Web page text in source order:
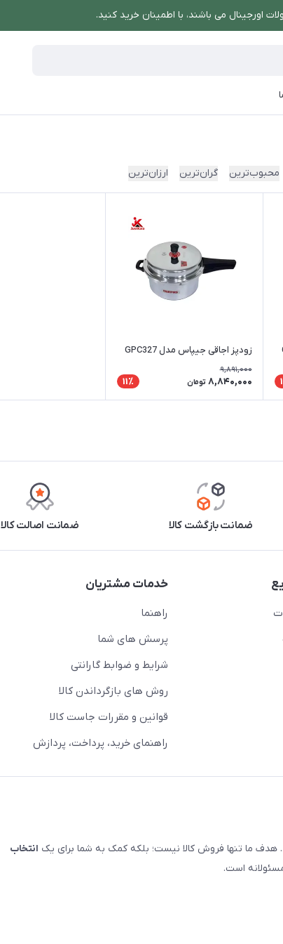
اورجینال می باشند، با اطمینان خرید کنید.
محبوب‌ترین گران‌ترین ارزان‌ترین
زودپز اجاقی جیپاس مدل GPC327
9,891,000
8,840,000 تومان 11٪
ضمانت بازگشت کالا ضمانت اصالت کالا
خدمات مشتریان
راهنما
پرسش های شما
شرایط و ضوابط گارانتی
روش های بازگرداندن کالا
قوانین و مقررات جاست کالا
راهنمای خرید، پرداخت، پردازش
هدف ما تنها فروش کالا نیست؛ بلکه کمک به شما برای یک انتخاب
است.